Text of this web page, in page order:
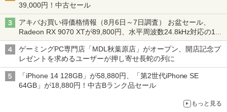
39,000円！中古セール
アキバお買い得価格情報（8月6日～7日調査） お盆セール、
Radeon RX 9070 XTが89,800円、水平周波数24.8kHz対応の17
型モニターが9,801円、暑さ指数連動セール ほか
ゲーミングPC専門店「MDL秋葉原店」がオープン、開店記念プ
レゼントを求めるユーザーが押し寄せ長蛇の列に
「iPhone 14 128GB」が58,880円、「第2世代iPhone SE
64GB」が18,880円！中古Bランク品セール
もっと見る